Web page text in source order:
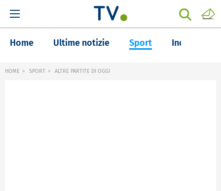
Home Ultime notizie Sport Inchieste
HOME SPORT ALTRE PARTITE DI OGGI